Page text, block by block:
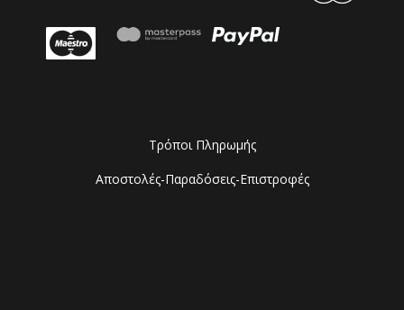
Τρόποι Πληρωμής
Αποστολές-Παραδόσεις-Επιστροφές